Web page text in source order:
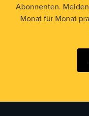
Abonnenten.
Monat für Monat